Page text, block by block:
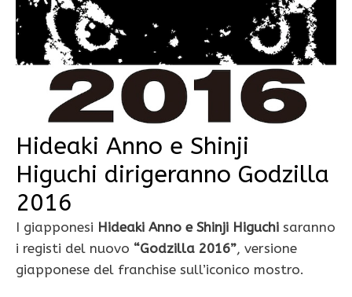
Hideaki Anno e Shinji
Higuchi dirigeranno Godzilla
2016
I giapponesi Hideaki Anno e Shinji Higuchi saranno
i registi del nuovo “Godzilla 2016”, versione
giapponese del franchise sull’iconico mostro.